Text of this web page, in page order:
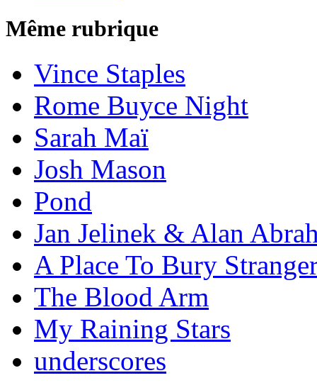
Même rubrique
Vince Staples
Rome Buyce Night
Sarah Maï
Josh Mason
Pond
Jan Jelinek & Alan
A Place To Bury
The Blood Arm
My Raining Stars
underscores